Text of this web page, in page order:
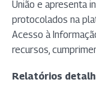
União e apresenta
protocolados na
Acesso à
recursos,
Relatórios